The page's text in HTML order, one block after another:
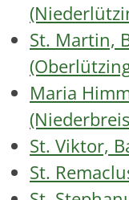
St. Martin,
Maria
St. Viktor,
St.